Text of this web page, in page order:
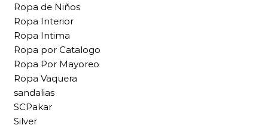
Ropa de Niños
Ropa Interior
Ropa Intima
Ropa por Catalogo
Ropa Por Mayoreo
Ropa Vaquera
sandalias
SCPakar
Silver